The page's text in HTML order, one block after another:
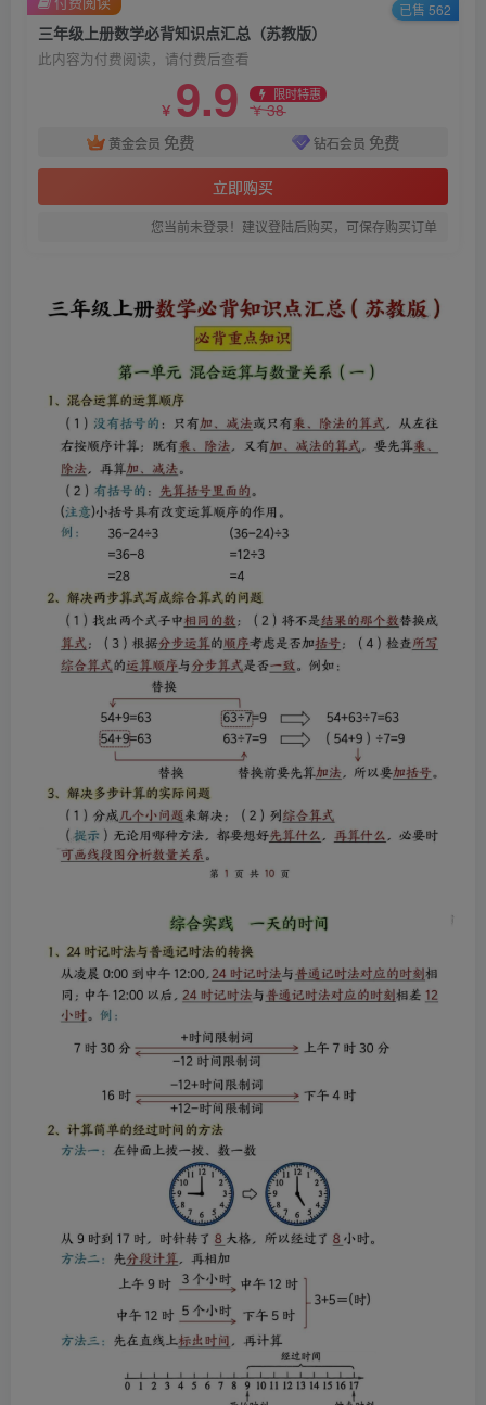
三年级上册数学必背知识点汇总（苏教版）
此内容为付费阅读，请付费后查看
￥ 9.9 限时特惠
￥38
黄金会员 免费 钻石会员 免费
立即购买
您当前未登录！建议登陆后购买，可保存购买订单
已售 562